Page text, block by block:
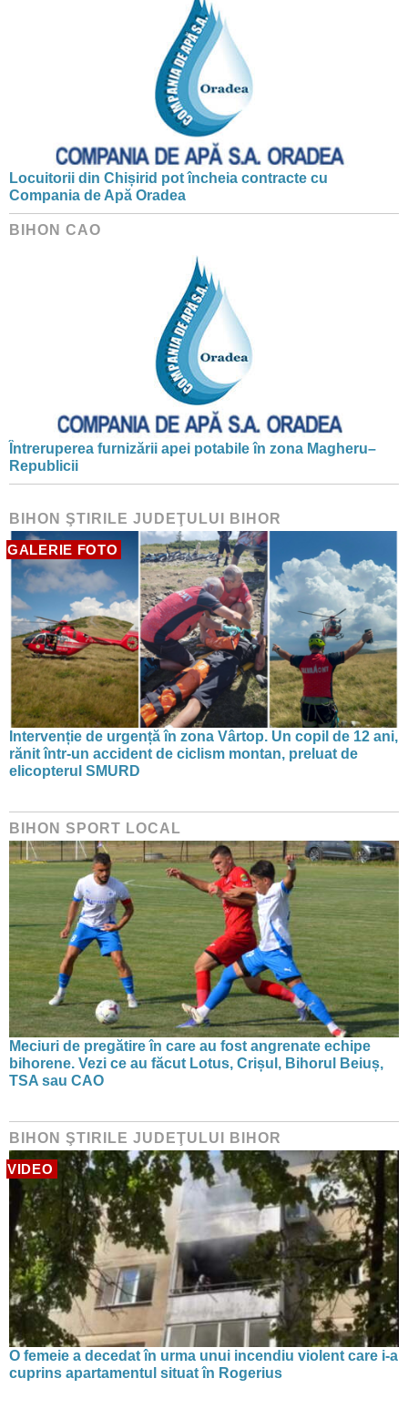
Locuitorii din Chișirid pot încheia contracte cu
Compania de Apă Oradea
BIHON CAO
Întreruperea furnizării apei potabile în zona Magheru–
Republicii
BIHON ŞTIRILE JUDEŢULUI BIHOR
GALERIE FOTO
Intervenție de urgență în zona Vârtop. Un copil de 12 ani,
rănit într-un accident de ciclism montan, preluat de
elicopterul SMURD
BIHON SPORT LOCAL
Meciuri de pregătire în care au fost angrenate echipe
bihorene. Vezi ce au făcut Lotus, Crișul, Bihorul Beiuș,
TSA sau CAO
BIHON ŞTIRILE JUDEŢULUI BIHOR
VIDEO
O femeie a decedat în urma unui incendiu violent care i-a
cuprins apartamentul situat în Rogerius